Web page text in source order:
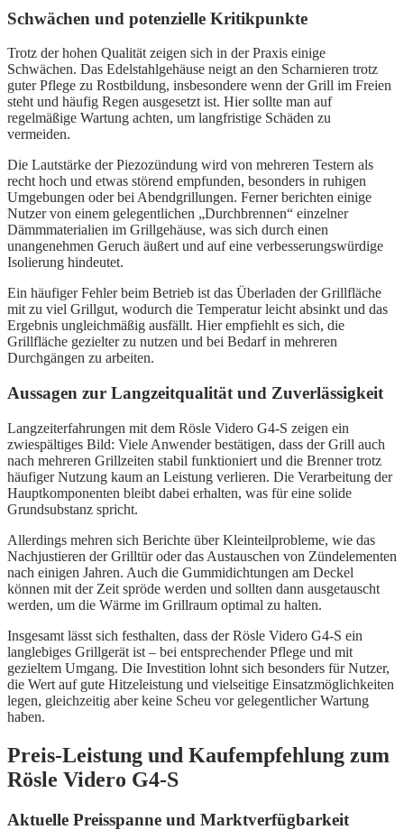
Schwächen und potenzielle Kritikpunkte
Trotz der hohen Qualität zeigen sich in der Praxis einige
Schwächen. Das Edelstahlgehäuse neigt an den Scharnieren trotz
guter Pflege zu Rostbildung, insbesondere wenn der Grill im Freien
steht und häufig Regen ausgesetzt ist. Hier sollte man auf
regelmäßige Wartung achten, um langfristige Schäden zu
vermeiden.
Die Lautstärke der Piezozündung wird von mehreren Testern als
recht hoch und etwas störend empfunden, besonders in ruhigen
Umgebungen oder bei Abendgrillungen. Ferner berichten einige
Nutzer von einem gelegentlichen „Durchbrennen“ einzelner
Dämmmaterialien im Grillgehäuse, was sich durch einen
unangenehmen Geruch äußert und auf eine verbesserungswürdige
Isolierung hindeutet.
Ein häufiger Fehler beim Betrieb ist das Überladen der Grillfläche
mit zu viel Grillgut, wodurch die Temperatur leicht absinkt und das
Ergebnis ungleichmäßig ausfällt. Hier empfiehlt es sich, die
Grillfläche gezielter zu nutzen und bei Bedarf in mehreren
Durchgängen zu arbeiten.
Aussagen zur Langzeitqualität und Zuverlässigkeit
Langzeiterfahrungen mit dem Rösle Videro G4-S zeigen ein
zwiespältiges Bild: Viele Anwender bestätigen, dass der Grill auch
nach mehreren Grillzeiten stabil funktioniert und die Brenner trotz
häufiger Nutzung kaum an Leistung verlieren. Die Verarbeitung der
Hauptkomponenten bleibt dabei erhalten, was für eine solide
Grundsubstanz spricht.
Allerdings mehren sich Berichte über Kleinteilprobleme, wie das
Nachjustieren der Grilltür oder das Austauschen von Zündelementen
nach einigen Jahren. Auch die Gummidichtungen am Deckel
können mit der Zeit spröde werden und sollten dann ausgetauscht
werden, um die Wärme im Grillraum optimal zu halten.
Insgesamt lässt sich festhalten, dass der Rösle Videro G4-S ein
langlebiges Grillgerät ist – bei entsprechender Pflege und mit
gezieltem Umgang. Die Investition lohnt sich besonders für Nutzer,
die Wert auf gute Hitzeleistung und vielseitige Einsatzmöglichkeiten
legen, gleichzeitig aber keine Scheu vor gelegentlicher Wartung
haben.
Preis-Leistung und Kaufempfehlung zum
Rösle Videro G4-S
Aktuelle Preisspanne und Marktverfügbarkeit